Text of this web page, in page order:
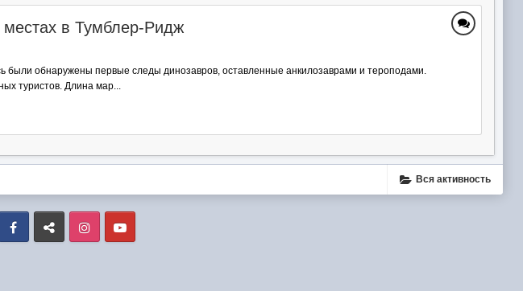
в Тумблер-Ридж
обнаружены первые следы динозавров, оставленные анкилозаврами и тероподами.
туристов. Длина мар...
Вся активность
Facebook VK Instagram